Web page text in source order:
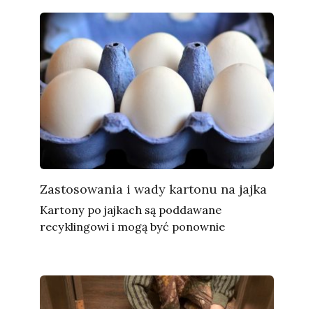
Zastosowania i wady kartonu na jajka
Kartony po jajkach są poddawane
recyklingowi i mogą być ponownie